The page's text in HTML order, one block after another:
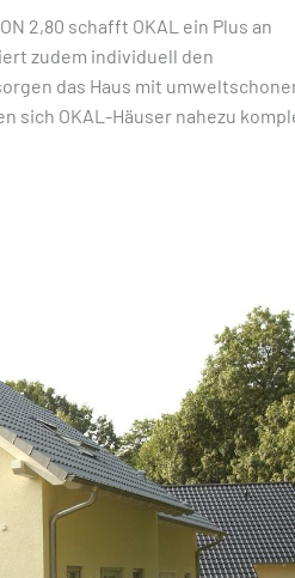
2,80 schafft OKAL ein Plus an
zudem individuell den
das Haus mit
sich OKAL-Häuser nahezu